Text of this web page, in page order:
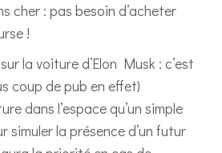
cher : pas besoin d’acheter
!
la voiture d’Elon Musk : c’est
coup de pub en effet)
dans l’espace qu’un simple
simuler la présence d’un futur